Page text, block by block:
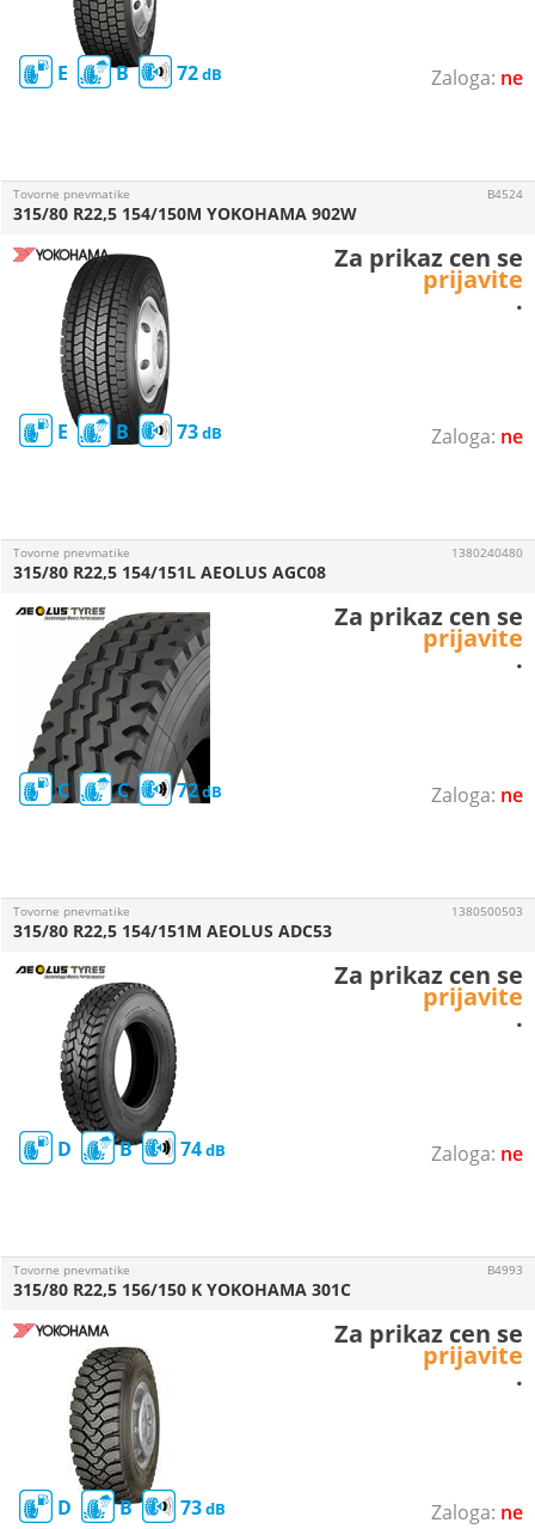
ne
E B 72
ne
Tovorne pnevmatike
E B 73
315/80 R22,5 154/150M YOKOHAMA 902W
B4524
Za prikaz cen se
prijavite
.
ne
Tovorne pnevmatike
C C 72
315/80 R22,5 154/151L AEOLUS AGC08
1380240480
Za prikaz cen se
prijavite
.
ne
Tovorne pnevmatike
D B 74
315/80 R22,5 154/151M AEOLUS ADC53
1380500503
Za prikaz cen se
prijavite
.
ne
Tovorne pnevmatike
D B 73
315/80 R22,5 156/150 K YOKOHAMA 301C
B4993
Za prikaz cen se
prijavite
.